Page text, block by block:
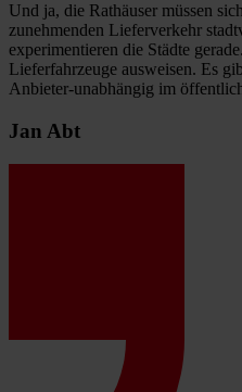
Und ja, die Rathäuser müssen
zunehmenden Lieferverkehr
experimentieren die Städte
Lieferfahrzeuge ausweisen. Es
Anbieter-unabhängig im
Jan Abt